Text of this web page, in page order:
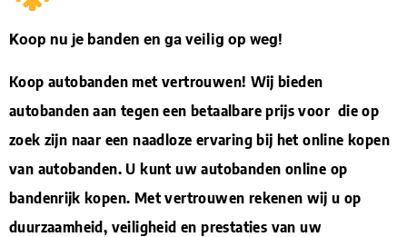
Koop nu je banden en ga veilig op weg!
Koop autobanden met vertrouwen! Wij bieden
autobanden aan tegen een betaalbare prijs voor die op
zoek zijn naar een naadloze ervaring bij het online kopen
van autobanden. U kunt uw autobanden online op
bandenrijk kopen. Met vertrouwen rekenen wij u op
duurzaamheid, veiligheid en prestaties van uw